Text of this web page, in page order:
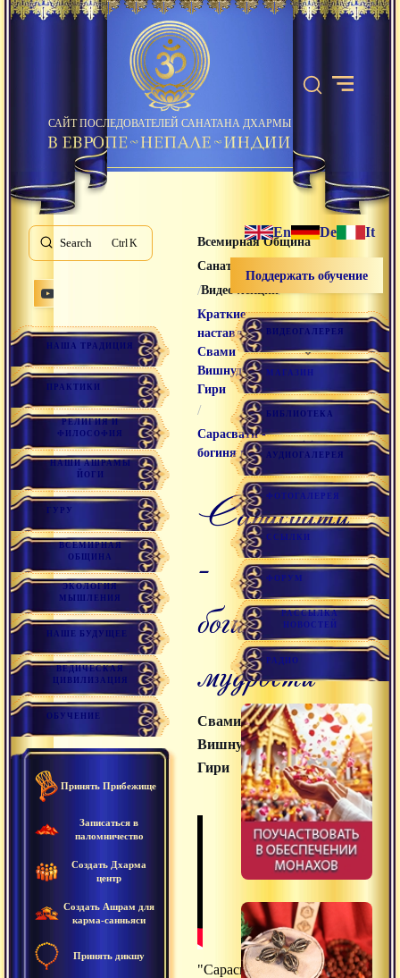
САЙТ ПОСЛЕДОВАТЕЛЕЙ САНАТАНА ДХАРМЫ
Search K
НАША ТРАДИЦИЯ
ПРАКТИКИ
РЕЛИГИЯ И
ФИЛОСОФИЯ
НАШИ АШРАМЫ
ЙОГИ
ГУРУ
ВСЕМИРНАЯ
ОБЩИНА
ЭКОЛОГИЯ
МЫШЛЕНИЯ
НАШЕ БУДУЩЕЕ
ВЕДИЧЕСКАЯ
ЦИВИЛИЗАЦИЯ
ОБУЧЕНИЕ
Принять Прибежище
Записаться в
паломничество
Создать Дхарма
центр
Создать Ашрам для
карма-санньяси
Принять дикшу
Всемирная Община
Санатана Дхармы
/Видео лекции/
Краткие
наставления
Свами
Вишнудевананда
Гири
/
Сарасвати -
богиня мудрости
Сарасвати
-
богиня
мудрости
Свами
Вишнудевананда
Гири
"Сарасвати
En De It
Поддержать обучение
ВИДЕОГАЛЕРЕЯ
МАГАЗИН
БИБЛИОТЕКА
АУДИОГАЛЕРЕЯ
ФОТОГАЛЕРЕЯ
ССЫЛКИ
ФОРУМ
РАССЫЛКА
НОВОСТЕЙ
РАДИО